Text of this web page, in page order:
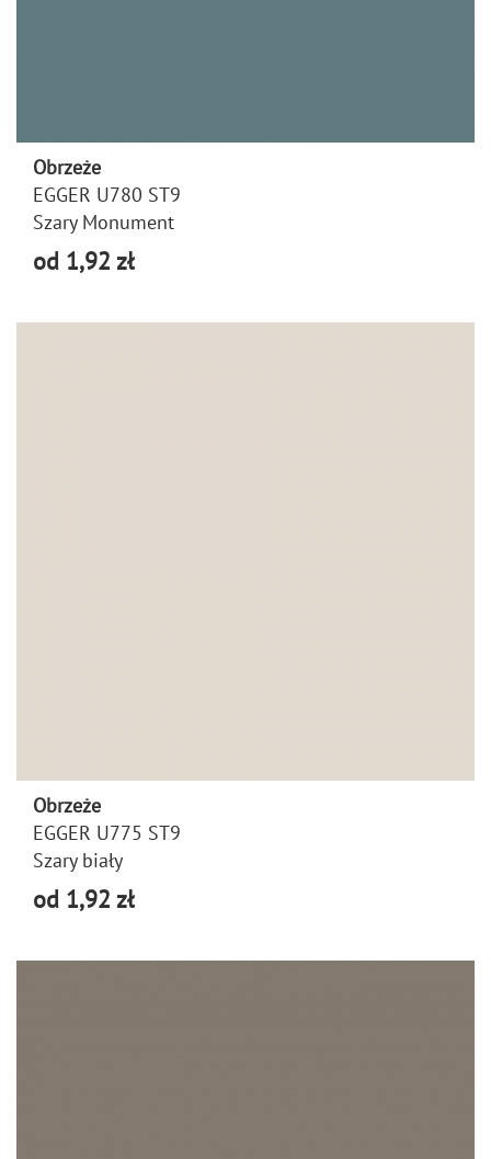
Obrzeże
EGGER U780 ST9
Szary Monument
od 1,92 zł
Obrzeże
EGGER U775 ST9
Szary biały
od 1,92 zł